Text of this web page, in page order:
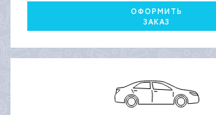
ОФОРМИТЬ
ЗАКАЗ